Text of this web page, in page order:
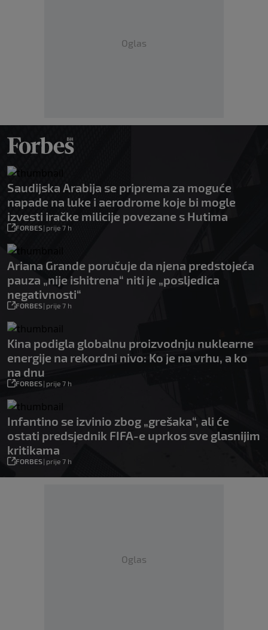
Oglas
Saudijska Arabija se priprema za moguće
napade na luke i aerodrome koje bi mogle
izvesti iračke milicije povezane s Hutima
FORBES| prije 7 h
Ariana Grande poručuje da njena predstojeća
pauza „nije ishitrena“ niti je „posljedica
negativnosti“
FORBES| prije 7 h
Kina podigla globalnu proizvodnju nuklearne
energije na rekordni nivo: Ko je na vrhu, a ko
na dnu
FORBES| prije 7 h
Infantino se izvinio zbog „grešaka“, ali će
ostati predsjednik FIFA-e uprkos sve glasnijim
kritikama
FORBES| prije 7 h
Oglas